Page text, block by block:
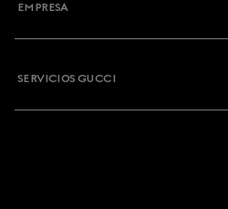
EMPRESA
SERVICIOS GUCCI